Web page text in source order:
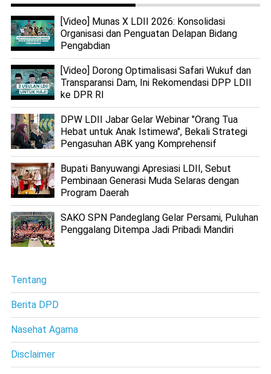
[Video] Munas X LDII 2026: Konsolidasi
Organisasi dan Penguatan Delapan Bidang
Pengabdian
[Video] Dorong Optimalisasi Safari Wukuf dan
Transparansi Dam, Ini Rekomendasi DPP LDII
ke DPR RI
DPW LDII Jabar Gelar Webinar "Orang Tua
Hebat untuk Anak Istimewa", Bekali Strategi
Pengasuhan ABK yang Komprehensif
Bupati Banyuwangi Apresiasi LDII, Sebut
Pembinaan Generasi Muda Selaras dengan
Program Daerah
SAKO SPN Pandeglang Gelar Persami, Puluhan
Penggalang Ditempa Jadi Pribadi Mandiri
Tentang
Berita DPD
Nasehat Agama
Disclaimer